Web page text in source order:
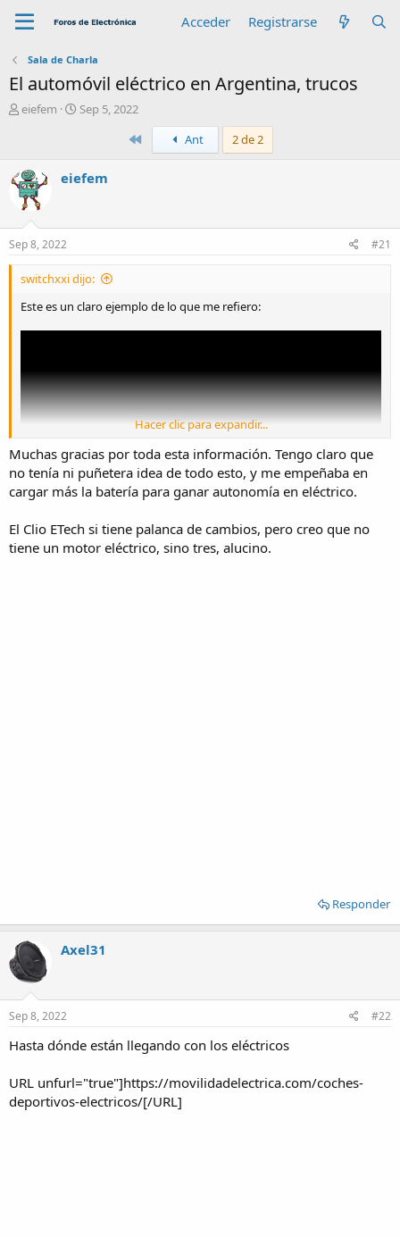
Acceder Registrarse
Sala de Charla
El automóvil eléctrico en Argentina, trucos
A
r
eiefem
F
a
d
i
o
Sep 5, 2022
PrimeroAnt 2 de 2
eiefem
Sep 8, 2022 #21
switchxxi dijo:
Este es un claro ejemplo de lo que me refiero:
TL;DRTesla entrega un coche, después de un "service", sin las
motores ya que el de combustión interna tiene el mayor
rendimiento a altas RPMs y el eléctrico mucha potencia desde cero.
Cualquier otro invento casi que las tiene de perder sino los
fabricantes ya lo hubiesen utilizado. Y, desde luego, poner por
poner sin hacer cálculos y estudios profundos es tirar plata y mucho
youtube con un clickbait y recuperes dinero
Hacer clic para expandir...
Muchas gracias por toda esta información. Tengo claro que
no tenía ni puñetera idea de todo esto, y me empeñaba en
cargar más la batería para ganar autonomía en eléctrico.
El Clio ETech si tiene palanca de cambios, pero creo que no
tiene un motor eléctrico, sino tres, alucino.
Responder
Axel31
Sep 8, 2022 #22
Hasta dónde están llegando con los eléctricos
URL unfurl="true"]https://movilidadelectrica.com/coches-
deportivos-electricos/[/URL]